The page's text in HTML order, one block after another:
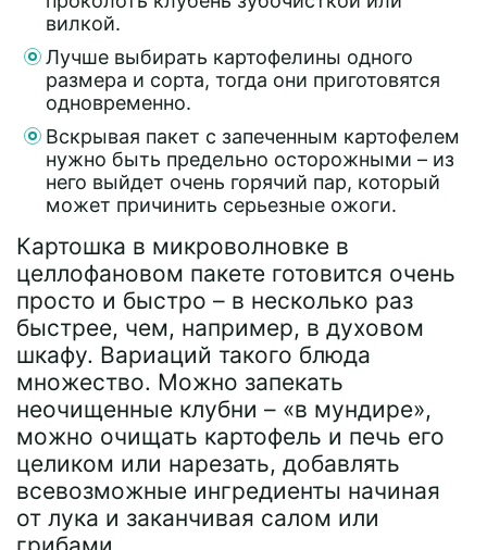
вилкой.
Лучше выбирать картофелины одного
размера и сорта, тогда они приготовятся
одновременно.
Вскрывая пакет с запеченным картофелем
нужно быть предельно осторожными – из
него выйдет очень горячий пар, который
может причинить серьезные ожоги.
Картошка в микроволновке в
целлофановом пакете готовится очень
просто и быстро – в несколько раз
быстрее, чем, например, в духовом
шкафу. Вариаций такого блюда
множество. Можно запекать
неочищенные клубни – «в мундире»,
можно очищать картофель и печь его
целиком или нарезать, добавлять
всевозможные ингредиенты начиная
от лука и заканчивая салом или